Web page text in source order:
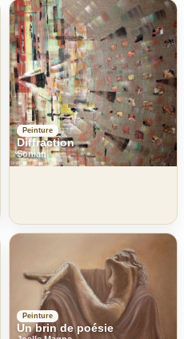
Peinture
Diffraction
Sonian
Peinture
Un brin de poésie